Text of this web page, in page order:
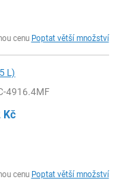
cenu Poptat větší množství
L)
4916.4MF
Kč
cenu Poptat větší množství